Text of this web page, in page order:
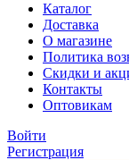
Каталог
Доставка
О магазине
Политика
Скидки и
Контакты
Оптовикам
Войти
Регистрация